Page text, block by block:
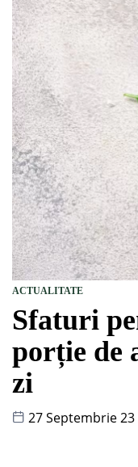
ACTUALITATE
Sfaturi
porție de
zi
27 Septembrie 23